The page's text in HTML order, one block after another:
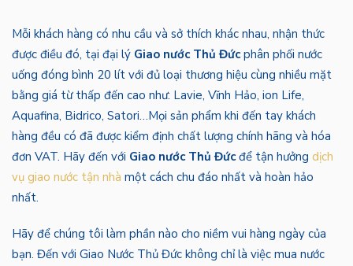
Mỗi khách hàng có nhu cầu và sở thích khác nhau, nhận thức
được điều đó, tại đại lý Giao nước Thủ Đức phân phối nước
uống đóng bình 20 lít với đủ loại thương hiệu cùng nhiều mặt
bằng giá từ thấp đến cao như: Lavie, Vĩnh Hảo, ion Life,
Aquafina, Bidrico, Satori…Mọi sản phẩm khi đến tay khách
hàng đều có đã được kiểm định chất lượng chính hãng và hóa
đơn VAT. Hãy đến với Giao nước Thủ Đức để tận hưởng dịch
vụ giao nước tận nhà một cách chu đáo nhất và hoàn hảo
nhất.
Hãy để chúng tôi làm phần nào cho niềm vui hàng ngày của
bạn. Đến với Giao Nước Thủ Đức không chỉ là việc mua nước